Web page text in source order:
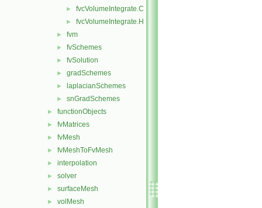
► fvcVolumeIntegrate.C
► fvcVolumeIntegrate.H
► fvm
► fvSchemes
► fvSolution
► gradSchemes
► laplacianSchemes
► snGradSchemes
► functionObjects
► fvMatrices
► fvMesh
► fvMeshToFvMesh
► interpolation
► solver
► surfaceMesh
► volMesh